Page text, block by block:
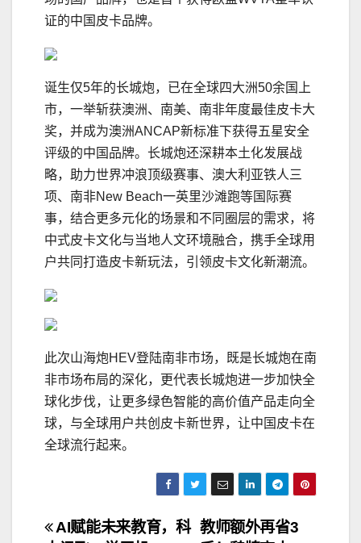
证的中国皮卡品牌。
诞生仅5年的长城炮，已在全球四大洲50余国上
市，一举斩获澳洲、南美、南非年度最佳皮卡大
奖，并成为澳洲ANCAP新标准下获得五星安全
评级的中国品牌。长城炮还深耕本土化发展战
略，助力世界冲浪顶级赛事、澳大利亚铁人三
项、南非New Beach一英里沙滩跑等国际赛
事，结合更多元化的场景和不同圈层的需求，将
中式皮卡文化与当地人文环境融合，携手全球用
户共同打造皮卡新玩法，引领皮卡文化新潮流。
此次山海炮HEV登陆南非市场，既是长城炮在南
非市场布局的深化，更代表长城炮进一步加快全
球化步伐，让更多绿色智能的高价值产品走向全
球，与全球用户共创皮卡新世界，让中国皮卡在
全球流行起来。
文
教师额外再省3
AI赋能未来教育，科